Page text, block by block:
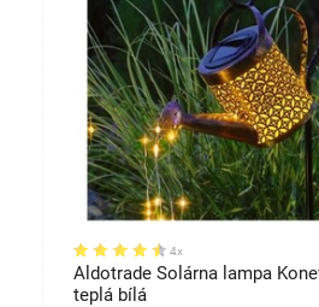
4x
Aldotrade Solárna lampa
teplá bílá